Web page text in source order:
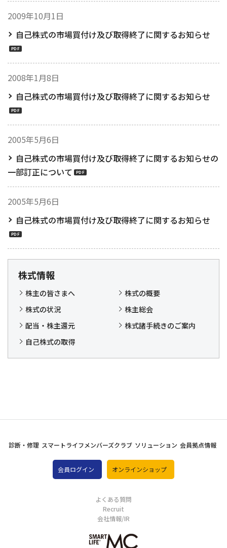
2009年10月1日
自己株式の市場買付け及び取得終了に関するお知らせ
2008年1月8日
自己株式の市場買付け及び取得終了に関するお知らせ
2005年5月6日
自己株式の市場買付け及び取得終了に関するお知らせの
一部訂正について
2005年5月6日
自己株式の市場買付け及び取得終了に関するお知らせ
株式情報
株主の皆さまへ
株式の概要
株式の状況
株主総会
配当・株主還元
株式諸手続きのご案内
自己株式の取得
診断・修理 スマートライフメンバーズクラブ ソリューション 会員拠点情報
会員ログイン オンラインショップ
よくある質問
Recruit
会社情報/IR